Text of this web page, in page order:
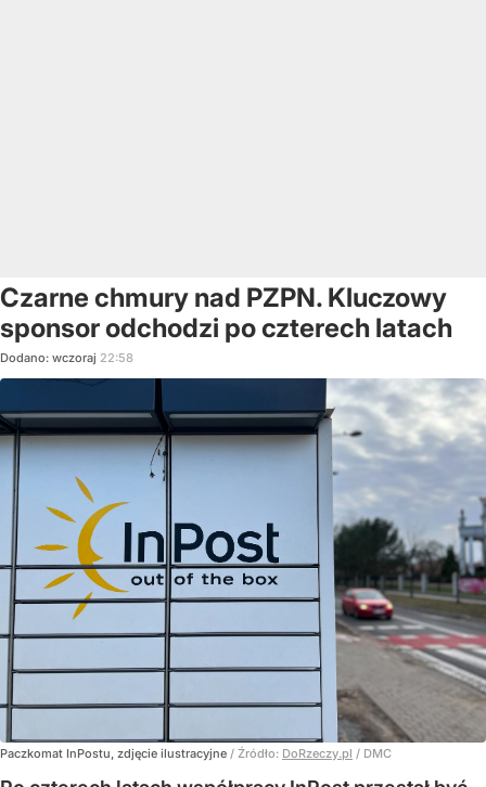
Czarne chmury nad PZPN. Kluczowy
sponsor odchodzi po czterech latach
Dodano: wczoraj 22:58
Paczkomat InPostu, zdjęcie ilustracyjne / Źródło: DoRzeczy.pl / DMC